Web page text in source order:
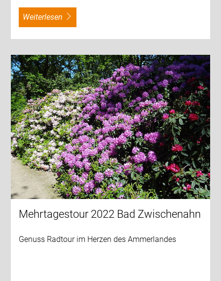
weiterlesen
Mehrtagestour 2022 Bad Zwischenahn
Genuss Radtour im Herzen des Ammerlandes